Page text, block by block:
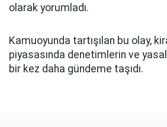
olarak yorumladı.
Kamuoyunda tartışılan bu olay,
piyasasında denetimlerin ve yasal
bir kez daha gündeme taşıdı.